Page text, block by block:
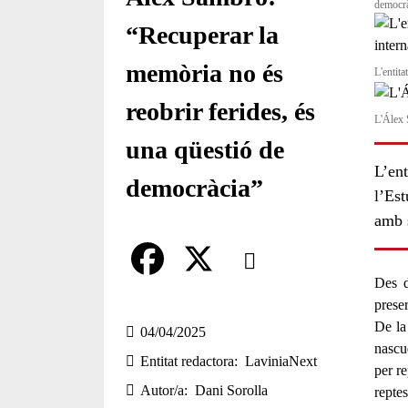
“Recuperar la
memòria no és
reobrir ferides, és
una qüestió de
democràcia”
Comparteix
a
c
e
04/04/2025
Entitat redactora
LaviniaNext
Autor/a
Dani Sorolla
L'Álex
amb
Des
De la
per